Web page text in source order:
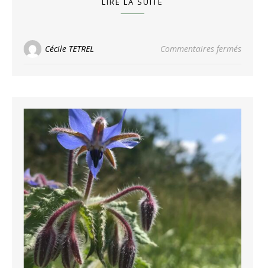
Cécile TETREL Commentaires ferméssur